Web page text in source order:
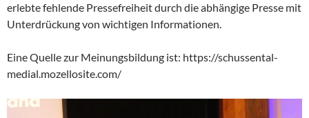
erlebte fehlende Pressefreiheit durch die abhängige Presse mit
Unterdrückung von wichtigen Informationen.
Eine Quelle zur Meinungsbildung ist: https://schussental-
medial.mozellosite.com/